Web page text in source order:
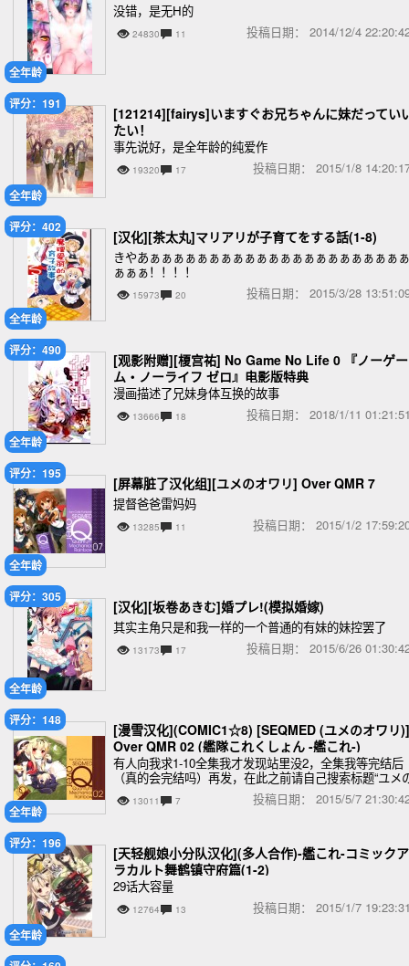
全年龄
没错，是无H的
24830 11 投稿日期： 2014/12/4
全年龄
评分：191
[121214][fairys]いますぐお兄ちゃんに妹だってい
たい！
事先说好，是全年龄的纯爱作
19320 17 投稿日期： 2015/1/8
全年龄
评分：402
[汉化][茶太丸]マリアリが子育てをする話(1-8)
きやあぁぁぁぁぁぁぁぁぁぁぁぁぁぁぁぁぁぁぁぁぁぁ
ぁぁぁ！！！！
15973 20 投稿日期： 2015/3/28
全年龄
评分：490
[观影附赠][榎宫祐] No Game No Life 0 『ノーゲー
ム・ノーライフ ゼロ』电影版特典
漫画描述了兄妹身体互换的故事
13666 18 投稿日期： 2018/1/11
全年龄
评分：195
[屏幕脏了汉化组][ユメのオワリ] Over QMR 7
提督爸爸雷妈妈
13285 11 投稿日期： 2015/1/2
全年龄
评分：305
[汉化][坂卷あきむ]婚プレ!(模拟婚嫁)
其实主角只是和我一样的一个普通的有妹的妹控罢了
13173 17 投稿日期： 2015/6/26
全年龄
评分：148
[漫雪汉化](COMIC1☆8) [SEQMED (ユメのオワリ)]
Over QMR 02 (艦隊これくしょん -艦これ-)
有人向我求1-10全集我才发现站里没2，全集我等完结后
（真的会完结吗）再发，在此之前请自己搜索标题“ユメ
オワリ”将就一下
13011 7 投稿日期： 2015/5/7
全年龄
评分：196
[天轻舰娘小分队汉化](多人合作)-艦これ-コミックア
ラカルト舞鹤镇守府篇(1-2)
29话大容量
12764 13 投稿日期： 2015/1/7